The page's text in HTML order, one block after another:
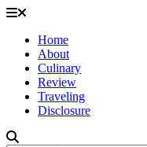
Home
About
Culinary
Review
Traveling
Disclosure